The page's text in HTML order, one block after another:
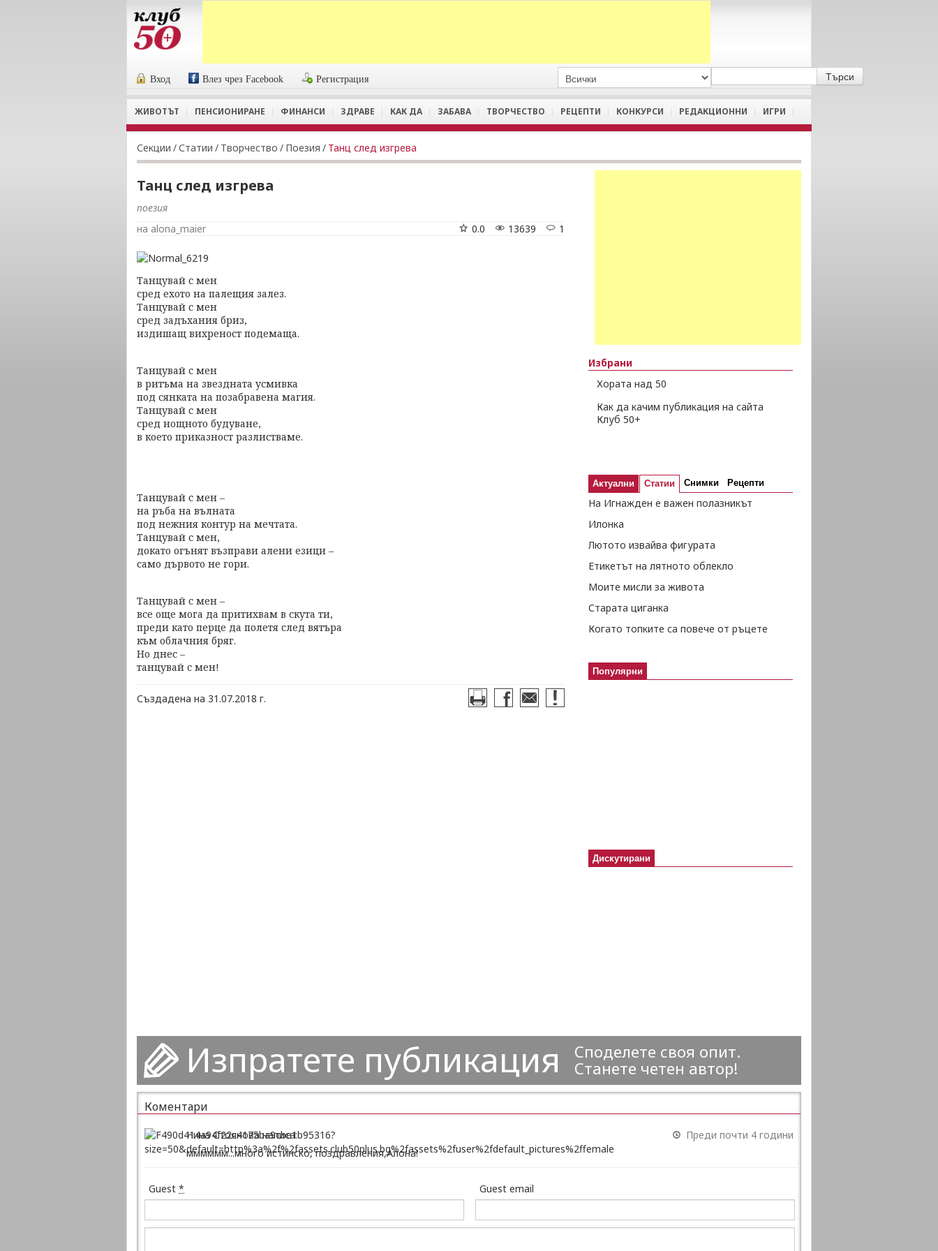
Вход Влез чрез Facebook Регистрация
ЖИВОТЪТ ПЕНСИОНИРАНЕ ФИНАНСИ ЗДРАВЕ КАК ДА ЗАБАВА ТВОРЧЕСТВО РЕЦЕПТИ КОНКУРСИ РЕДАКЦИОННИ ИГРИ
Секции /Статии / Творчество / Поезия / Танц след изгрева
Танц след изгрева
поезия
на alona_maier
1
13639
0.0
Танцувай с мен
сред ехото на палещия залез.
Танцувай с мен
сред задъхания бриз,
издишащ вихреност подемаща.
Танцувай с мен
в ритъма на звездната усмивка
под сянката на позабравена магия.
Танцувай с мен
сред нощното будуване,
в което приказност разлистваме.
Танцувай с мен –
на ръба на вълната
под нежния контур на мечтата.
Танцувай с мен,
докато огънят възправи алени езици –
само дървото не гори.
Танцувай с мен –
все още мога да притихвам в скута ти,
преди като перце да полетя след вятъра
към облачния бряг.
Но днес –
танцувай с мен!
Създадена на 31.07.2018 г.
Избрани
Хората над 50
Как да качим публикация на сайта
Клуб 50+
Актуални Статии Снимки Рецепти
На Игнажден е важен полазникът
Илонка
Лютото извайва фигурата
Етикетът на лятното облекло
Моите мисли за живота
Старата циганка
Когато топките са повече от ръцете
Популярни
Дискутирани
Изпратете публикация
Споделете своя опит.
Станете четен автор!
Коментари
Нина Стоянова написа:
Преди почти 4 години
мммммм...много истинско, поздравления,Алона!
Guest * Guest email